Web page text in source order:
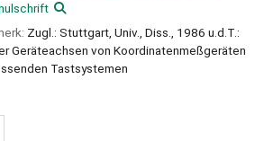
Zugl.: Stuttgart, Univ., Diss., 1986 u.d.T.:
Geräteachsen von Koordinatenmeßgeräten
Tastsystemen